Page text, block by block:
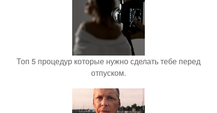
Топ 5 процедур которые нужно сделать тебе перед
отпуском.